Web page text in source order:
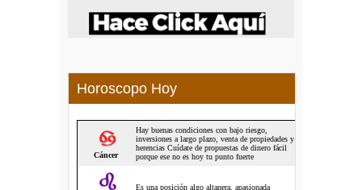
Horoscopo Hoy